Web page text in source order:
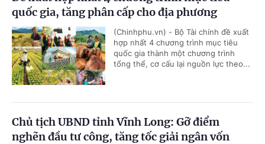
quốc gia, tăng phân cấp cho địa phương
(Chinhphu.vn) - Bộ Tài chính đề xuất
hợp nhất 4 chương trình mục tiêu
quốc gia thành một chương trình
tổng thể, cơ cấu lại nguồn lực theo...
Chủ tịch UBND tỉnh Vĩnh Long: Gỡ điểm
nghẽn đầu tư công, tăng tốc giải ngân vốn